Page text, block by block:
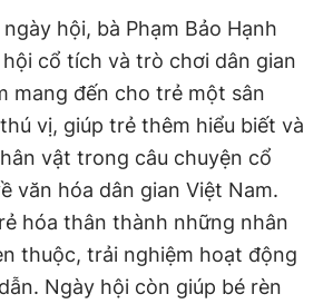
hội, bà Phạm Bảo Hạnh
cổ tích và trò chơi dân gian
mang đến cho trẻ một sân
vị, giúp trẻ thêm hiểu biết và
vật trong câu chuyện cổ
văn hóa dân gian Việt Nam.
hóa thân thành những nhân
thuộc, trải nghiệm hoạt động
Ngày hội còn giúp bé rèn